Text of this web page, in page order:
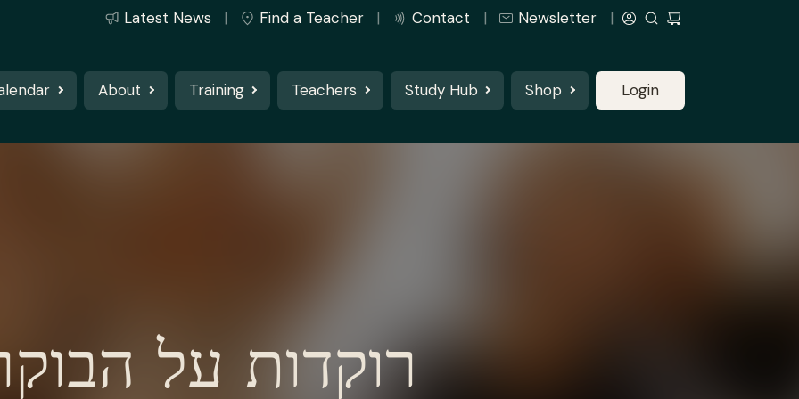
Latest News Find a Teacher Contact Newsletter
About Training Teachers Study Hub Shop Login
רוקדות על